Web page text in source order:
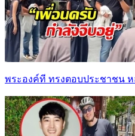
พระองค์ที ทรงตอบประชาชน ห